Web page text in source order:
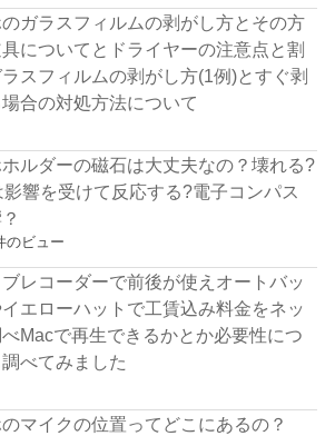
ガラスフィルムの剥がし方とその方
についてとドライヤーの注意点と割
スフィルムの剥がし方(1例)とすぐ剥
合の対処方法について
ルダーの磁石は大丈夫なの？壊れる?
響を受けて反応する?電子コンパス
のビュー
ブレコーダーで前後が使えオートバッ
エローハットで工賃込み料金をネッ
べMacで再生できるかとか必要性につ
べてみました
マイクの位置ってどこにあるの？